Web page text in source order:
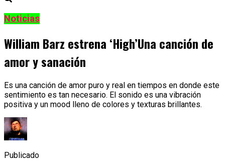
Noticias
William Barz estrena ‘High’Una canción de
amor y sanación
Es una canción de amor puro y real en tiempos en donde este
sentimiento es tan necesario. El sonido es una vibración
positiva y un mood lleno de colores y texturas brillantes.
Publicado